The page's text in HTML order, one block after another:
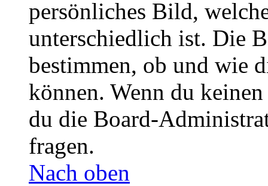
persönliches Bild,
unterschiedlich ist. Die
bestimmen, ob und wie
können. Wenn du
du die Board-
fragen.
Nach oben